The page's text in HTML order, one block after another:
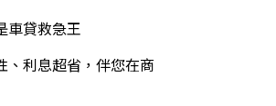
車貸救急王
、利息超省，伴您在商